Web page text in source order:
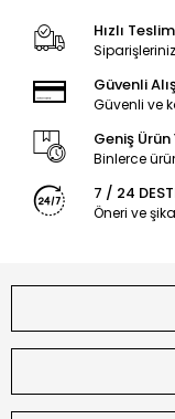
Hızlı
Güvenli
Güvenli ve
Geniş
Binlerce
7 / 24
Öneri ve